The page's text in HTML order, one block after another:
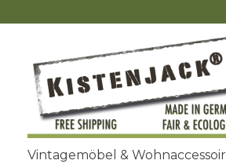
Inhalt
Vintagemöbel &